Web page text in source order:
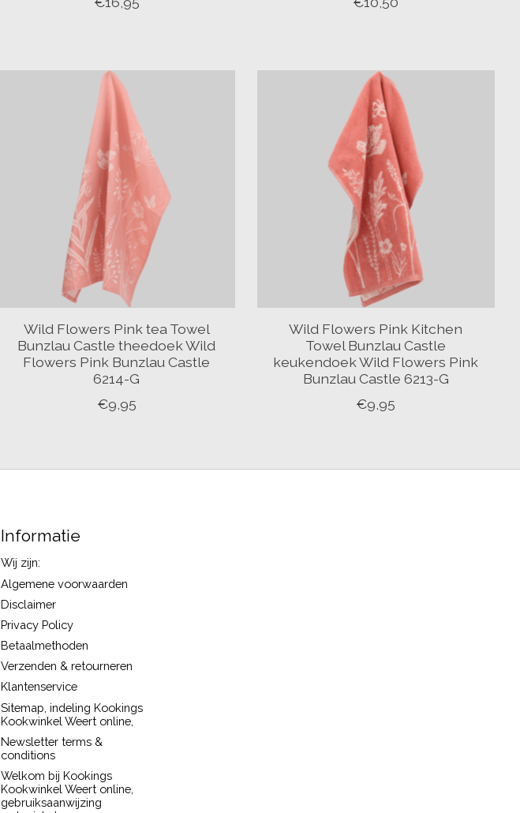
Wild Flowers Pink tea Towel
Bunzlau Castle theedoek Wild
Flowers Pink Bunzlau Castle
6214-G
€9,95
Wild Flowers Pink Kitchen
Towel Bunzlau Castle
keukendoek Wild Flowers Pink
Bunzlau Castle 6213-G
€9,95
Informatie
Wij zijn:
Algemene voorwaarden
Disclaimer
Privacy Policy
Betaalmethoden
Verzenden & retourneren
Klantenservice
Sitemap, indeling Kookings
Kookwinkel Weert online,
Newsletter terms &
conditions
Welkom bij Kookings
Kookwinkel Weert online,
gebruiksaanwijzing